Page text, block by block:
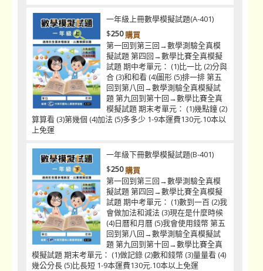
一年級上冊數學模擬試題(A-401)
$250購買
第一回到第三回→數學測驗全真模
擬試題 第四回→數學比賽全真模擬
試題 期中考單元： (1)比一比 (2)分與
合 (3)和和看 (4)圖形 (5)排一排 第五
回到第八回→數學測驗全真模擬試
題 第九回到第十回→數學比賽全真
模擬試題 期末考單元： (1)幾點鐘 (2)
算算看 (3)第幾個 (4)加法 (5)多多少 1-9本運費130元.10本以
上免運
一年級下冊數學模擬試題(B-401)
$250購買
第一回到第三回→數學測驗全真模
擬試題 第四回→數學比賽全真模擬
試題 期中考單元： (1)數到一百 (2)我
會做加法和減法 (3)現在是什麼時候
(4)日曆和月曆 (5)我會使用錢幣 第五
回到第八回→數學測驗全真模擬試
題 第九回到第十回→數學比賽全真
模擬試題 期末考單元： (1)做記錄 (2)數和錢幣 (3)量量看 (4)
幾公分長 (5)比長短 1-9本運費130元.10本以上免運